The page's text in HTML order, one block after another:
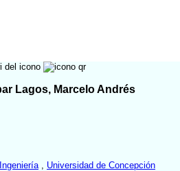
Lagos, Marcelo Andrés
Universidad de Concepción